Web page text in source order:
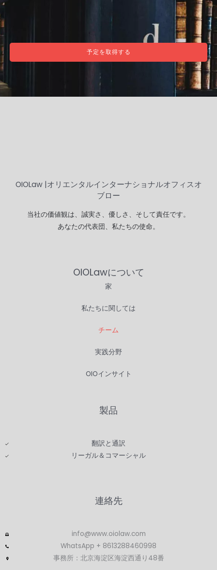
予定を取得する
OIOLaw |オリエンタルインターナショナルオフィスオ
ブロー
当社の価値観は、誠実さ、優しさ、そして責任です。
あなたの代表団、私たちの使命。
OIOLawについて
家
私たちに関しては
チーム
実践分野
OIOインサイト
製品
翻訳と通訳
リーガル＆コマーシャル
連絡先
info@www.oiolaw.com
WhatsApp + 8613288460998
事務所：北京海淀区海淀西通り48番